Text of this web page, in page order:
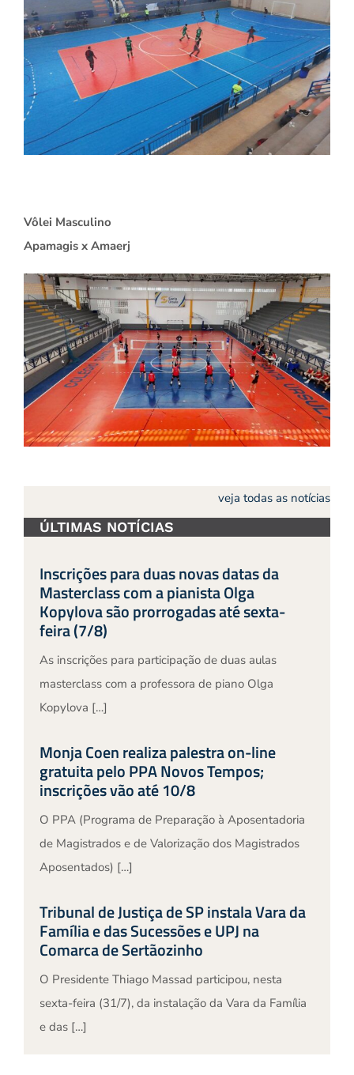
Vôlei Masculino
Apamagis x Amaerj
veja todas as notícias
ÚLTIMAS NOTÍCIAS
Inscrições para duas novas datas da
Masterclass com a pianista Olga
Kopylova são prorrogadas até sexta-
feira (7/8)
As inscrições para participação de duas aulas
masterclass com a professora de piano Olga
Kopylova […]
Monja Coen realiza palestra on-line
gratuita pelo PPA Novos Tempos;
inscrições vão até 10/8
O PPA (Programa de Preparação à Aposentadoria
de Magistrados e de Valorização dos Magistrados
Aposentados) […]
Tribunal de Justiça de SP instala Vara da
Família e das Sucessões e UPJ na
Comarca de Sertãozinho
O Presidente Thiago Massad participou, nesta
sexta-feira (31/7), da instalação da Vara da Família
e das […]